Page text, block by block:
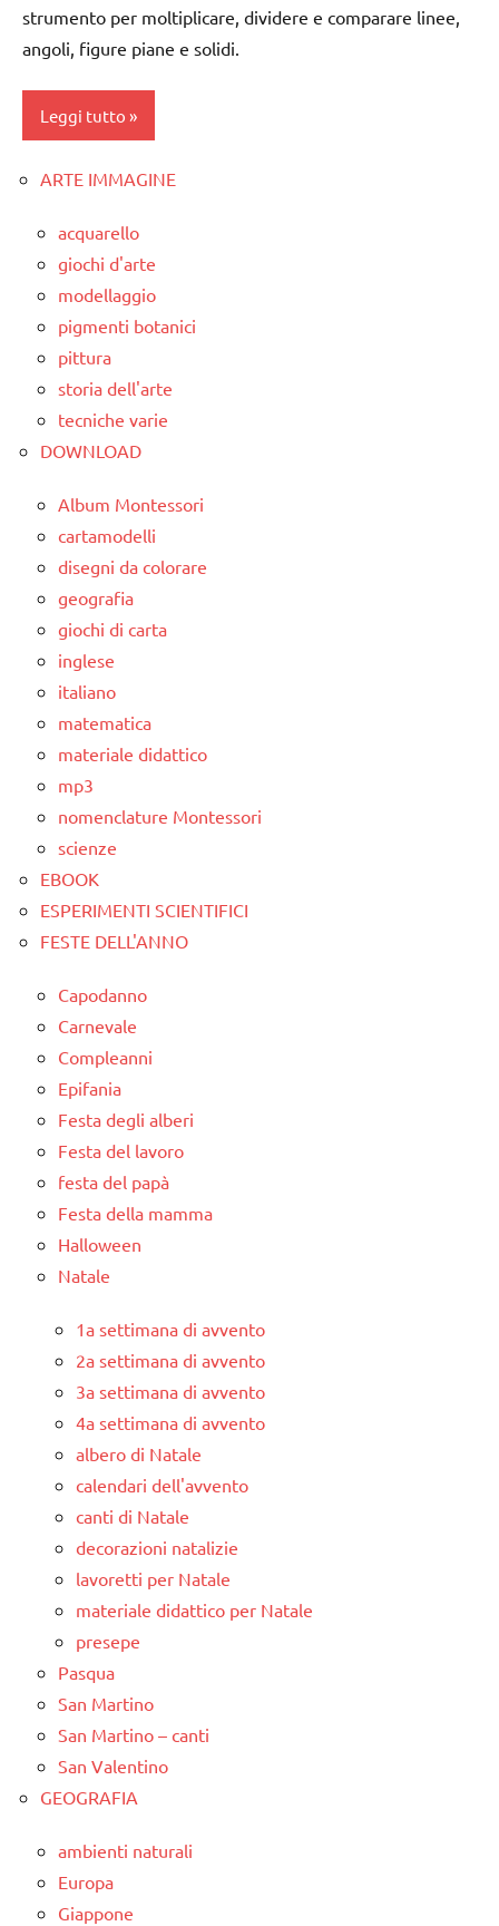
TUTTI GLI
ARTICOLI
DIDATTICA
MONTESSORI
MATEMATICA
SENSORIALE
TUTTI GLI
ARGOMENTI
PER ETA'
ARTICOLI
strumento per moltiplicare, dividere e comparare linee,
angoli, figure piane e solidi.
Leggi tutto
ARTE
1a-5a
geometria
LIBRI E
ALBI
ILLUSTRATI
MATEMATICA
TUTTI GLI
ARGOMENTI
TUTTI GLI
ARTICOLI
ARTE IMMAGINE
acquarello
giochi d'arte
modellaggio
pigmenti botanici
pittura
storia dell'arte
tecniche varie
DOWNLOAD
Album Montessori
cartamodelli
disegni da colorare
geografia
giochi di carta
inglese
italiano
matematica
materiale didattico
mp3
nomenclature Montessori
scienze
EBOOK
ESPERIMENTI SCIENTIFICI
FESTE DELL'ANNO
Capodanno
Carnevale
Compleanni
Epifania
Festa degli alberi
Festa del lavoro
festa del papà
Festa della mamma
Halloween
Natale
1a settimana di avvento
2a settimana di avvento
3a settimana di avvento
4a settimana di avvento
albero di Natale
calendari dell'avvento
canti di Natale
decorazioni natalizie
lavoretti per Natale
materiale didattico per Natale
presepe
Pasqua
San Martino
San Martino – canti
San Valentino
GEOGRAFIA
ambienti naturali
Europa
Giappone